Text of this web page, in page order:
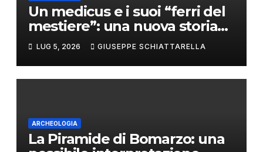
Un medicus e i suoi “ferri del
mestiere”: una nuova storia
da Pompei
LUG 5, 2026 GIUSEPPE SCHIATTARELLA
ARCHEOLOGIA
La Piramide di Bomarzo: una